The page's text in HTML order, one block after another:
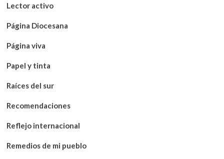
Lector activo
Página Diocesana
Página viva
Papel y tinta
Raíces del sur
Recomendaciones
Reflejo internacional
Remedios de mi pueblo